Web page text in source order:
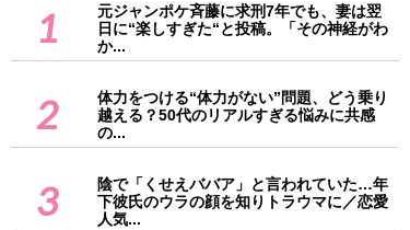
1
元ジャンポケ斉藤に求刑7年でも、妻は翌
日に“楽しすぎた“と投稿。「その神経がわ
か...
2
体力をつける“体力がない”問題、どう乗り
越える？50代のリアルすぎる悩みに共感
の...
3
陰で「くせえババア」と言われていた…年
下彼氏のウラの顔を知りトラウマに／恋愛
人気...